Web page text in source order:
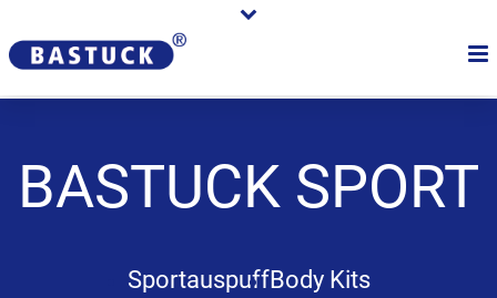
BASTUCK SPORT
SportauspuffBody Kits